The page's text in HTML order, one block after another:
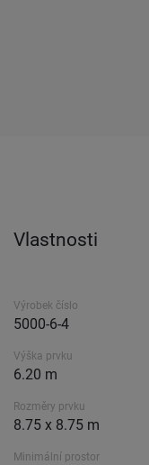
Vlastnosti
Výrobek číslo
5000-6-4
Výška prvku
6.20 m
Rozměry prvku
8.75 x 8.75 m
Minimální prostor